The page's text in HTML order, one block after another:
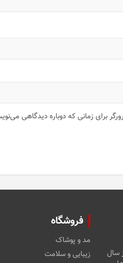
برای زمانی که دوباره دیدگاهی
سال
فروشگاه
مد و پوشاک
زیبایی و سلامت